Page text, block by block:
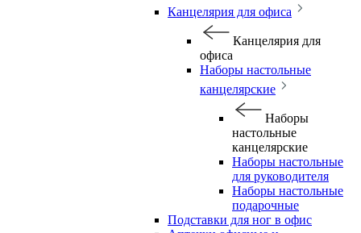
Канцелярия для офиса
Канцелярия для
офиса
Наборы настольные
канцелярские
Наборы
настольные
канцелярские
Наборы настольные
для руководителя
Наборы настольные
подарочные
Подставки для ног в офис